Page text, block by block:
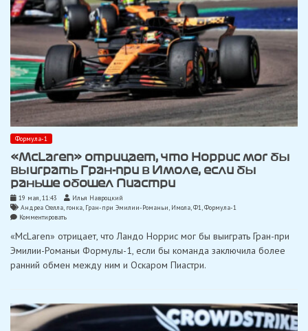
Формула-1
«McLaren» отрицает, что Норрис мог бы
выиграть Гран-при в Имоле, если бы
раньше обошел Пиастри
19 мая, 11:43
Илья Навроцкий
Андреа Стелла, гонка, Гран-при Эмилии-Романьи, Имола,Ф1,Формула-1
Комментироватьon
отрицает,
Норрис
мог
при
в
«McLaren» отрицает, что Ландо Норрис мог бы выиграть Гран-при
Эмилии-Романьи Формулы-1, если бы команда заключила более
ранний обмен между ним и Оскаром Пиастри.